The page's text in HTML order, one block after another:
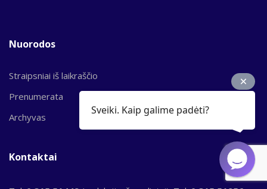
Nuorodos
Straipsniai iš laikraščio
Prenumerata
Archyvas
Kontaktai
Sveiki. Kaip galime padėti?